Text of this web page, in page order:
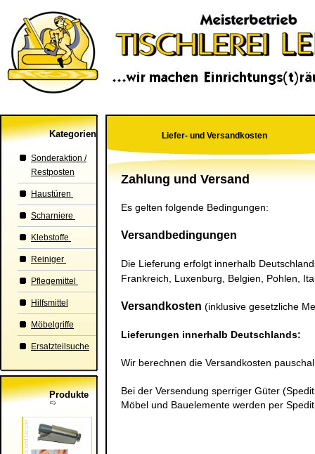
Kategorien
Sonderaktion /
Restposten
Haustüren
Scharniere
Klebstoffe
Reiniger
Pflegemittel
Hilfsmittel
Möbelgriffe
Ersatzteilsuche
Produkte
Liefer- und Versandkosten
Zahlung und Versand
Es gelten folgende Bedingungen:
Versandbedingungen
Die Lieferung erfolgt innerhalb
Frankreich, Luxenburg, Belgien, Pohlen,
Versandkosten (inklusive gesetzliche
Lieferungen innerhalb Deutschlands:
Wir berechnen die Versandkosten
Bei der Versendung sperriger Güter
Möbel und Bauelemente werden per